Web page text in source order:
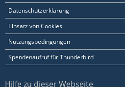
Datenschutzerklärung
Einsatz von Cookies
Nutzungsbedingungen
Spendenaufruf für Thunderbird
Hilfe zu dieser Webseite